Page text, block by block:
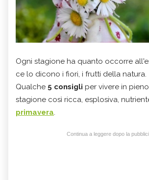
Ogni stagione ha quanto occorre
ce lo dicono i fiori, i frutti della natura.
Qualche 5 consigli per vivere in
stagione così ricca, esplosiva,
primavera.
Continua a leggere dopo la